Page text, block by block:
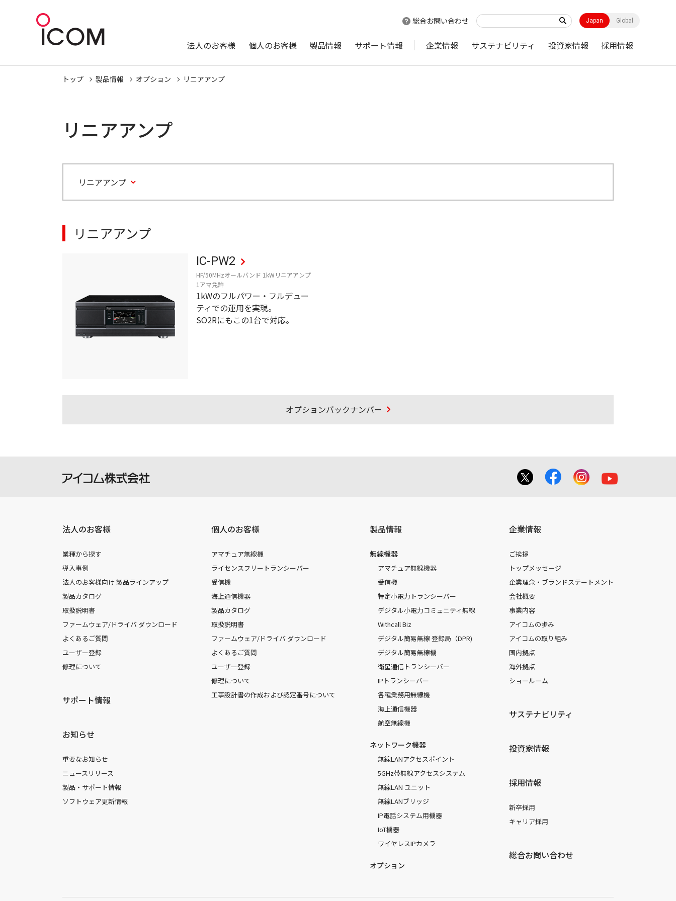
総合お問い合わせ Japan Global
法人のお客様 個人のお客様 製品情報 サポート情報 企業情報 サステナビリティ 投資家情報 採用情報
トップ 製品情報 オプション リニアアンプ
リニアアンプ
リニアアンプ
リニアアンプ
IC-PW2
HF/50MHzオールバンド 1kWリニアアンプ
1アマ免許
1kWのフルパワー・フルデュー
ティでの運用を実現。
SO2Rにもこの1台で対応。
オプションバックナンバー
法人のお客様
業種から探す
導入事例
法人のお客様向け 製品ラインアップ
製品カタログ
取扱説明書
ファームウェア/ドライバ ダウンロード
よくあるご質問
ユーザー登録
修理について
サポート情報
お知らせ
重要なお知らせ
ニュースリリース
製品・サポート情報
ソフトウェア更新情報
個人のお客様
アマチュア無線機
ライセンスフリートランシーバー
受信機
海上通信機器
製品カタログ
取扱説明書
ファームウェア/ドライバ ダウンロード
よくあるご質問
ユーザー登録
修理について
工事設計書の作成および認定番号について
製品情報
無線機器
アマチュア無線機器
受信機
特定小電力トランシーバー
デジタル小電力コミュニティ無線
Withcall Biz
デジタル簡易無線 登録局（DPR)
デジタル簡易無線機
衛星通信トランシーバー
IPトランシーバー
各種業務用無線機
海上通信機器
航空無線機
ネットワーク機器
無線LANアクセスポイント
5GHz帯無線アクセスシステム
無線LAN ユニット
無線LANブリッジ
IP電話システム用機器
IoT機器
ワイヤレスIPカメラ
オプション
企業情報
ご挨拶
トップメッセージ
企業理念・ブランドステートメント
会社概要
事業内容
アイコムの歩み
アイコムの取り組み
国内拠点
海外拠点
ショールーム
サステナビリティ
投資家情報
採用情報
新卒採用
キャリア採用
総合お問い合わせ